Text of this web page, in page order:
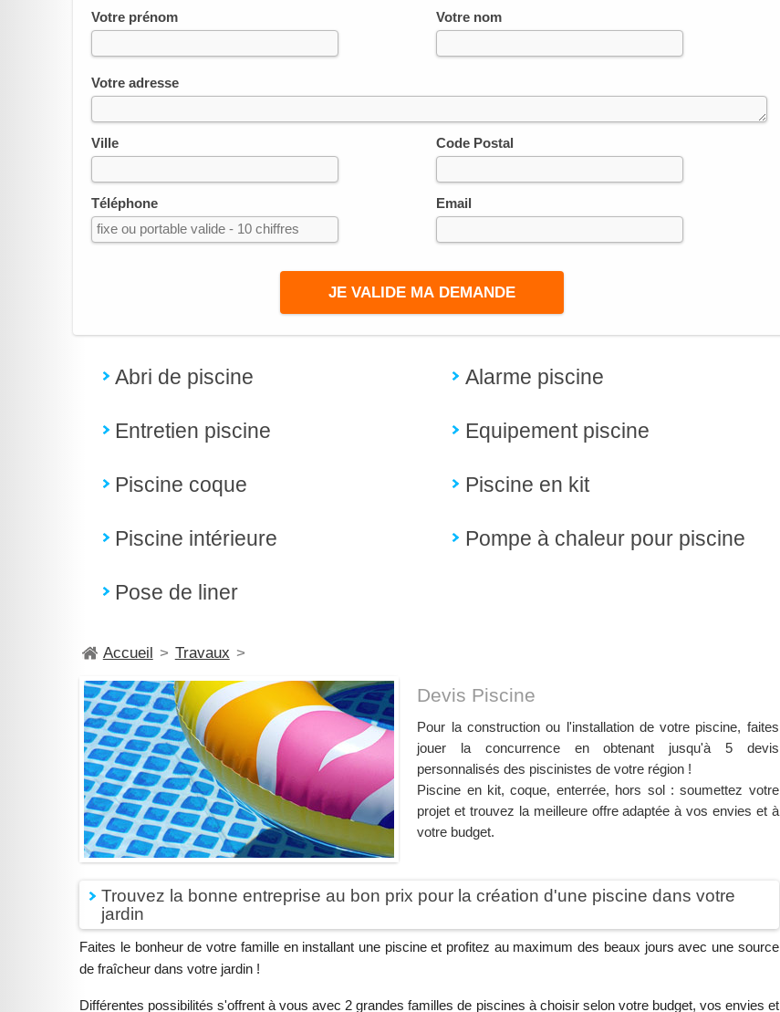
Votre prénom Votre nom
Votre adresse
Ville Code Postal
Téléphone Email
Abri de piscine Alarme piscine
Entretien piscine Equipement piscine
Piscine coque Piscine en kit
Piscine intérieure Pompe à chaleur pour piscine
Pose de liner
Accueil > Travaux >
Devis Piscine
Pour la construction ou l'installation de votre piscine, faites
jouer la concurrence en obtenant jusqu'à 5 devis
personnalisés des piscinistes de votre région !
Piscine en kit, coque, enterrée, hors sol : soumettez votre
projet et trouvez la meilleure offre adaptée à vos envies et à
votre budget.
Trouvez la bonne entreprise au bon prix pour la création d'une piscine dans votre
jardin
Faites le bonheur de votre famille en installant une piscine et profitez au maximum des beaux jours avec une source
de fraîcheur dans votre jardin !
Différentes possibilités s'offrent à vous avec 2 grandes familles de piscines à choisir selon votre budget, vos envies et